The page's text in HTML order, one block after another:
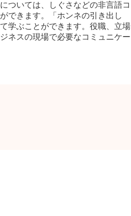
ついては、しぐさなどの非言語コ
できます。「ホンネの引き出し
学ぶことができます。役職、立場
ネスの現場で必要なコミュニケー